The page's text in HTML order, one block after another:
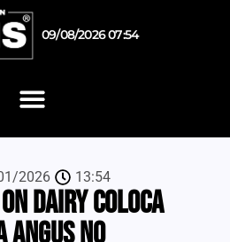
09/08/2026 07:54
2026 13:54
Dairy coloca
Angus no